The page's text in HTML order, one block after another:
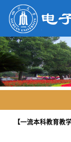
【一流本科教育教